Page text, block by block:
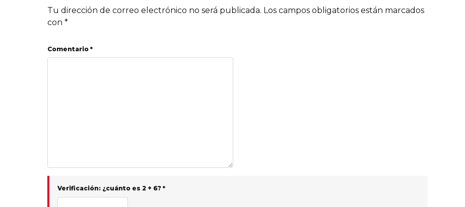
Tu dirección de correo electrónico no será publicada. Los campos obligatorios están marcados
con *
Comentario *
Verificación: ¿cuánto es 2 + 6? *